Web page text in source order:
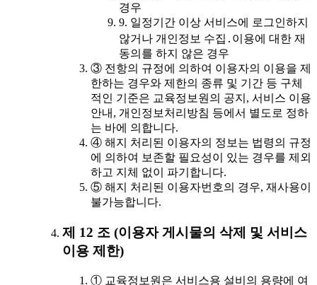
경우
9. 일정기간 이상 서비스에 로그인하지
않거나 개인정보 수집․이용에 대한 재
동의를 하지 않은 경우
③ 전항의 규정에 의하여 이용자의 이용을 제
한하는 경우와 제한의 종류 및 기간 등 구체
적인 기준은 교육정보원의 공지, 서비스 이용
안내, 개인정보처리방침 등에서 별도로 정하
는 바에 의합니다.
④ 해지 처리된 이용자의 정보는 법령의 규정
에 의하여 보존할 필요성이 있는 경우를 제외
하고 지체 없이 파기합니다.
⑤ 해지 처리된 이용자번호의 경우, 재사용이
불가능합니다.
제 12 조 (이용자 게시물의 삭제 및 서비스
이용 제한)
① 교육정보원은 서비스용 설비의 용량에 여